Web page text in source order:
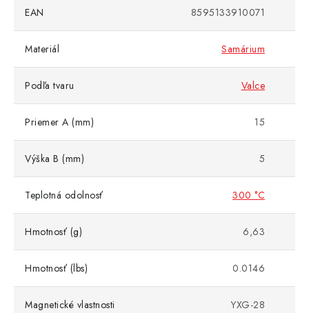
EAN 8595133910071
Materiál Samárium
Podľa tvaru Valce
Priemer A (mm) 15
Výška B (mm) 5
Teplotná odolnosť 300 °C
Hmotnosť (g) 6,63
Hmotnosť (lbs) 0.0146
Magnetické vlastnosti YXG-28